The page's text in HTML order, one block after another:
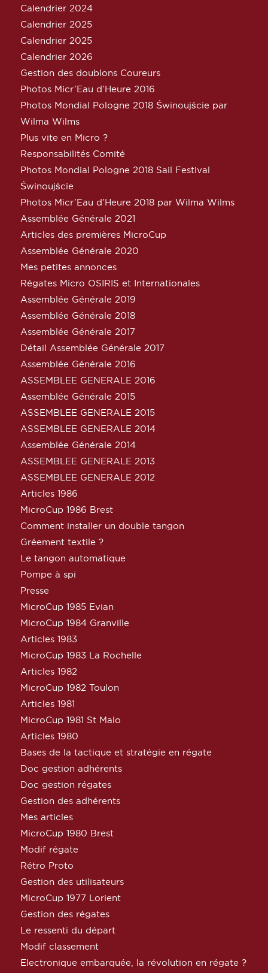
Calendrier 2024
Calendrier 2025
Calendrier 2025
Calendrier 2026
Gestion des doublons Coureurs
Photos Micr’Eau d’Heure 2016
Photos Mondial Pologne 2018 Świnoujście par
Wilma Wilms
Plus vite en Micro ?
Responsabilités Comité
Photos Mondial Pologne 2018 Sail Festival
Świnoujście
Photos Micr’Eau d’Heure 2018 par Wilma Wilms
Assemblée Générale 2021
Articles des premières MicroCup
Assemblée Générale 2020
Mes petites annonces
Régates Micro OSIRIS et Internationales
Assemblée Générale 2019
Assemblée Générale 2018
Assemblée Générale 2017
Détail Assemblée Générale 2017
Assemblée Générale 2016
ASSEMBLEE GENERALE 2016
Assemblée Générale 2015
ASSEMBLEE GENERALE 2015
ASSEMBLEE GENERALE 2014
Assemblée Générale 2014
ASSEMBLEE GENERALE 2013
ASSEMBLEE GENERALE 2012
Articles 1986
MicroCup 1986 Brest
Comment installer un double tangon
Gréement textile ?
Le tangon automatique
Pompe à spi
Presse
MicroCup 1985 Evian
MicroCup 1984 Granville
Articles 1983
MicroCup 1983 La Rochelle
Articles 1982
MicroCup 1982 Toulon
Articles 1981
MicroCup 1981 St Malo
Articles 1980
Bases de la tactique et stratégie en régate
Doc gestion adhérents
Doc gestion régates
Gestion des adhérents
Mes articles
MicroCup 1980 Brest
Modif régate
Rétro Proto
Gestion des utilisateurs
MicroCup 1977 Lorient
Gestion des régates
Le ressenti du départ
Modif classement
Electronique embarquée, la révolution en régate ?